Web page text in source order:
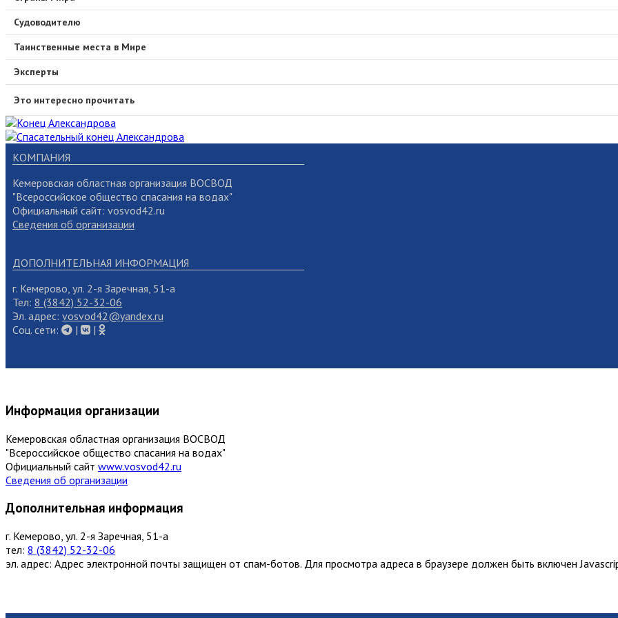
Судоводителю
Таинственные места в Мире
Эксперты
Это интересно прочитать
КОМПАНИЯ
Кемеровская областная организация ВОСВОД
"Всероссийское общество спасания на водах"
Официальный сайт: vosvod42.ru
Сведения об организации
ДОПОЛНИТЕЛЬНАЯ ИНФОРМАЦИЯ
г. Кемерово, ул. 2-я Заречная, 51-а
Тел: 8 (3842) 52-32-06
Эл. адрес: vosvod42@yandex.ru
Cоц. сети:
| |
Информация организации
Кемеровская областная организация ВОСВОД
"Всероссийское общество спасания на водах"
Официальный сайт www.vosvod42.ru
Сведения об организации
Дополнительная информация
г. Кемерово, ул. 2-я Заречная, 51-а
тел: 8 (3842) 52-32-06
эл. адрес: Адрес электронной почты защищен от спам-ботов. Для просмотра адреса в браузере должен быть включен